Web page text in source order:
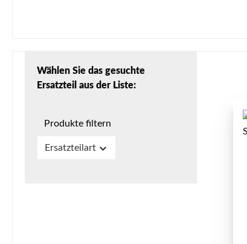
Wählen Sie das gesuchte
Ersatzteil aus der Liste:
Produkte filtern
Ersatzteilart